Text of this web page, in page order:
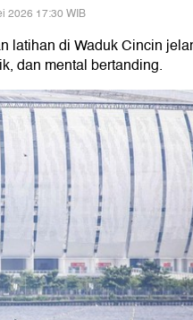
2026 17:30 WIB
latihan di Waduk Cincin
dan mental bertanding.